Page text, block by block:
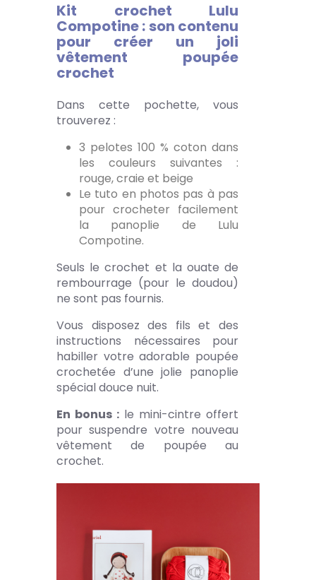
Kit crochet Lulu
Compotine : son contenu
pour créer un joli
vêtement poupée
crochet
Dans cette pochette, vous
trouverez :
3 pelotes 100 % coton dans
les couleurs suivantes :
rouge, craie et beige
Le tuto en photos pas à pas
pour crocheter facilement
la panoplie de Lulu
Compotine.
Seuls le crochet et la ouate de
rembourrage (pour le doudou)
ne sont pas fournis.
Vous disposez des fils et des
instructions nécessaires pour
habiller votre adorable poupée
crochetée d’une jolie panoplie
spécial douce nuit.
En bonus : le mini-cintre offert
pour suspendre votre nouveau
vêtement de poupée au
crochet.